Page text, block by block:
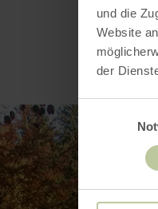
und die
Website
der